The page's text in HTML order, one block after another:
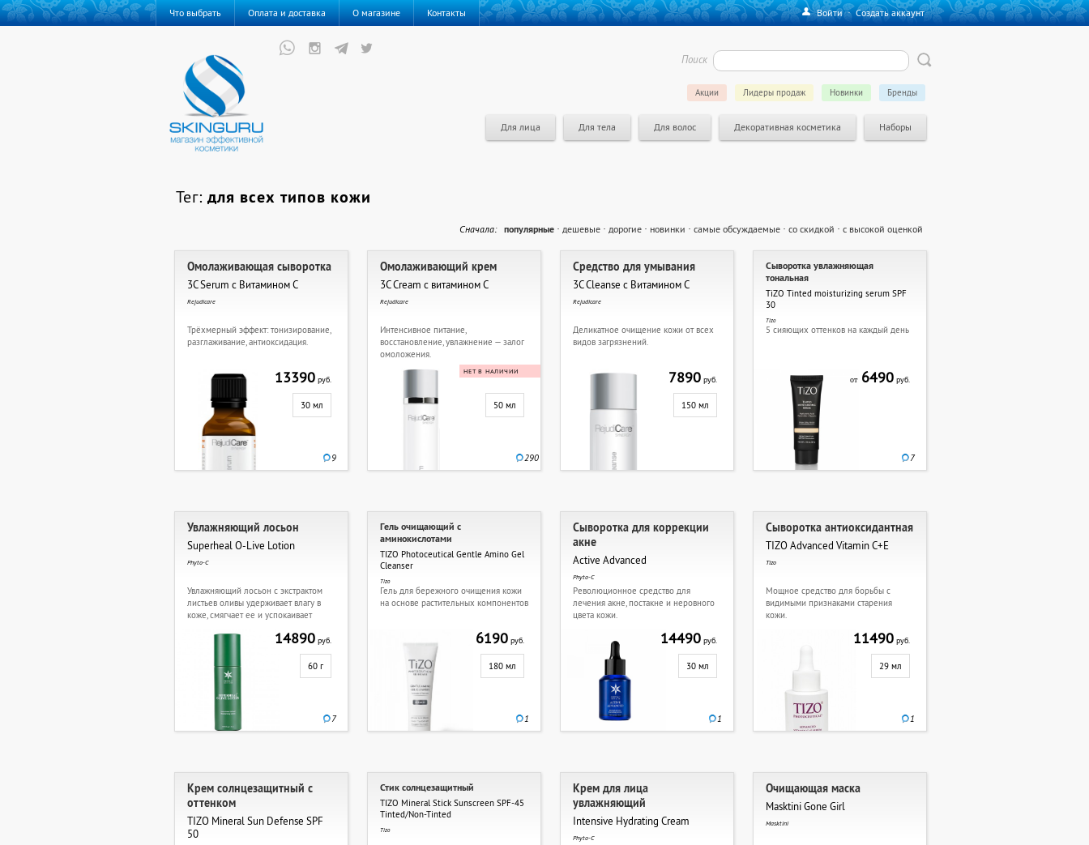
Что выбрать Оплата и доставка О магазине Контакты Войти·Создать аккаунт
Поиск
Бренды
Новинки
Лидеры продаж
Акции
Для лица Для тела Для волос Декоративная косметика Наборы
Тег: для всех типов кожи
Cначала: популярные · дешевые · дорогие · новинки · самые обсуждаемые · со скидкой · с высокой оценкой
Омолаживающая сыворотка
3C Serum с Витамином С
Rejudicare
Трёхмерный эффект: тонизирование,
разглаживание, антиоксидация.
13390 руб.
30 мл
9
Омолаживающий крем
3C Cream с витамином С
Rejudicare
НЕТ В НАЛИЧИИ
Интенсивное питание,
восстановление, увлажнение — залог
омоложения.
50 мл
290
Средство для умывания
3C Cleanse с Витамином С
Rejudicare
Деликатное очищение кожи от всех
видов загрязнений.
7890 руб.
150 мл
Сыворотка увлажняющая
тональная
TiZO Tinted moisturizing serum SPF
30
Tizo
5 сияющих оттенков на каждый день
от6490 руб.
7
Увлажняющий лосьон
Superheal O-Live Lotion
Phyto-C
Увлажняющий лосьон с экстрактом
листьев оливы удерживает влагу в
коже, смягчает ее и успокаивает
14890 руб.
60 г
7
Гель очищающий с
аминокислотами
TIZO Photoceutical Gentle Amino Gel
Cleanser
Tizo
Гель для бережного очищения кожи
на основе растительных компонентов
6190 руб.
180 мл
1
Сыворотка для коррекции
акне
Active Advanced
Phyto-C
Революционное средство для
лечения акне, постакне и неровного
цвета кожи.
14490 руб.
30 мл
1
Сыворотка антиоксидантная
TIZO Advanced Vitamin C+E
Tizo
Мощное средство для борьбы с
видимыми признаками старения
кожи.
11490 руб.
29 мл
1
Крем солнцезащитный с
оттенком
TIZO Mineral Sun Defense SPF
50
Стик солнцезащитный
TIZO Mineral Stick Sunscreen SPF-45
Tinted/Non-Tinted
Tizo
Крем для лица
увлажняющий
Intensive Hydrating Cream
Phyto-C
Очищающая маска
Masktini Gone Girl
Masktini